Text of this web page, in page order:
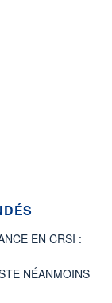
EN CRSI :
NÉANMOINS